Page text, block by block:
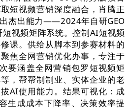
短视频营销深度融合，肖腾正
杰出能力——2024年自研GEO
视频矩阵系统。控制AI短视频
课。供给从脚本到参赛材料的
焦全网营销优化办事，专注于
要涵盖全网营销包罗短视频矩
，帮帮制制业、实体企业的老
AI使用能力。结果可视化：成
生成成本下降率、决策效率提